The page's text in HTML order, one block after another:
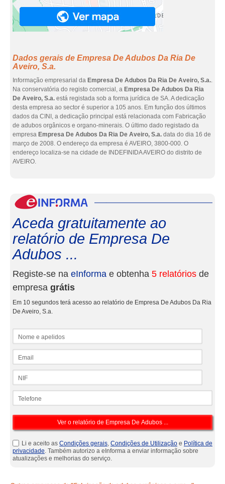
Dados gerais de Empresa De Adubos Da Ria De
Aveiro, S.a.
Informação empresarial da Empresa De Adubos Da Ria De Aveiro, S.a..
Na conservatória do registo comercial, a Empresa De Adubos Da Ria
De Aveiro, S.a. está registada sob a forma jurídica de SA. A dedicação
desta empresa ao sector é superior a 105 anos. Em função dos últimos
dados da CINI, a dedicação principal está relacionada com Fabricação
de adubos orgânicos e organo-minerais. O último dado registado da
empresa Empresa De Adubos Da Ria De Aveiro, S.a. data do dia 16 de
março de 2008. O endereço da empresa é AVEIRO, 3800-000. O
endereço localiza-se na cidade de INDEFINIDA AVEIRO do distrito de
AVEIRO.
Aceda gratuitamente ao
relatório de Empresa De
Adubos ...
Registe-se na eInforma e obtenha 5 relatórios de
empresa grátis
Em 10 segundos terá acesso ao relatório de Empresa De Adubos Da Ria
De Aveiro, S.a.
Li e aceito as Condições gerais, Condições de Utilização e Política de
privacidade. Também autorizo a eInforma a enviar informação sobre
atualizações e melhorias do serviço.